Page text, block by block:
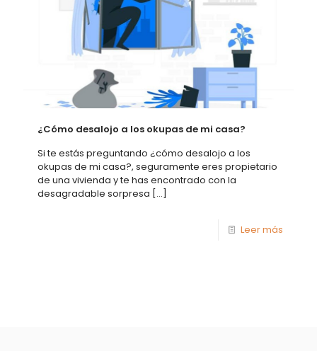
¿Cómo desalojo a los okupas de mi casa?
Si te estás preguntando ¿cómo desalojo a los
okupas de mi casa?, seguramente eres propietario
de una vivienda y te has encontrado con la
desagradable sorpresa […]
Leer más